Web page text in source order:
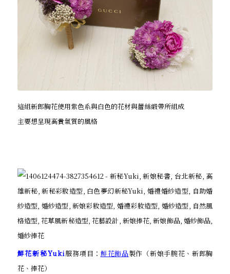
這組新郎胸花使用紫色系與白色的花材與蕾絲緞帶所組成
主要想呈現高貴氣質的風格
鮮花新秘Yuki服務項目： 鮮花飾品製作（新娘手腕花、新郎胸
花、捧花）